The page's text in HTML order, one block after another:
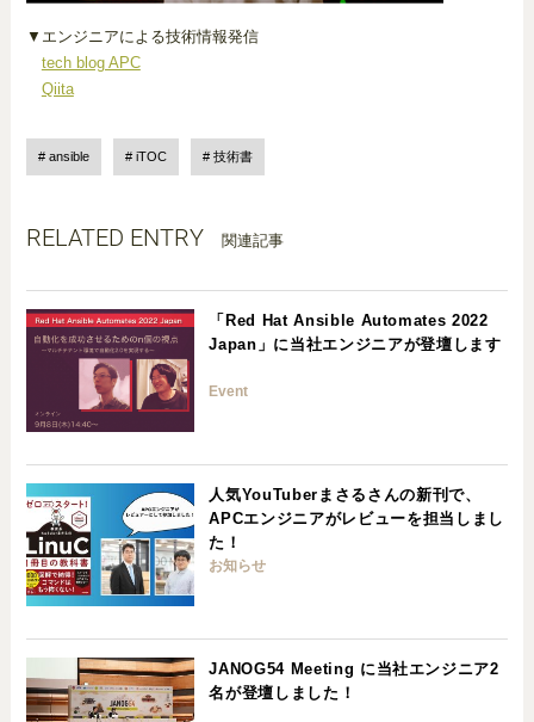
▼エンジニアによる技術情報発信
tech blog APC
Qiita
ansible iTOC 技術書
RELATED ENTRY 関連記事
「Red Hat Ansible Automates 2022
Japan」に当社エンジニアが登壇します
Event
人気YouTuberまさるさんの新刊で、
APCエンジニアがレビューを担当しまし
た！
お知らせ
JANOG54 Meeting に当社エンジニア2
名が登壇しました！